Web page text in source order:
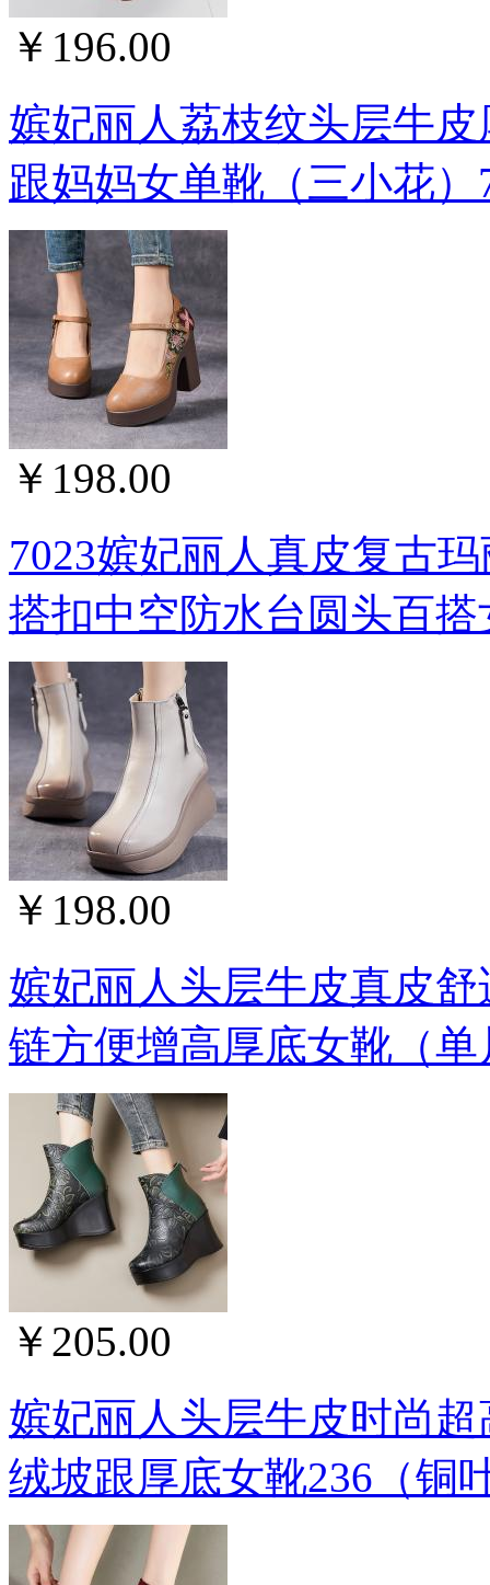
￥196.00
嫔妃丽人荔枝纹头层牛
跟妈妈女单靴（三小花）
￥198.00
7023嫔妃丽人真皮复古
搭扣中空防水台圆头百
￥198.00
嫔妃丽人头层牛皮真皮
链方便增高厚底女靴（单
￥205.00
嫔妃丽人头层牛皮时尚
绒坡跟厚底女靴236（铜